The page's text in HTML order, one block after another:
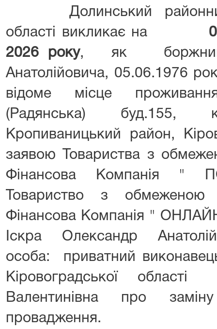
Долинський районний
області викликає на
2026 року, як боржника
Анатолійовича, 05.06.1976
відоме місце
(Радянська) буд.155,
Кропиваницький район,
заявою Товариства з
Фінансова Компанія "
Товариство з
Фінансова Компанія "
Іскра Олександр
особа: приватний
Кіровоградської
Валентинівна про заміну
провадження.